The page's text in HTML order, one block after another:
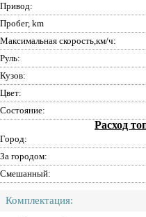
Привод:
Пробег, km
Максимальная скорость,км/ч:
Руль:
Кузов:
Цвет:
Состояние:
Расход
Город:
За городом:
Смешанный:
Комплектация: